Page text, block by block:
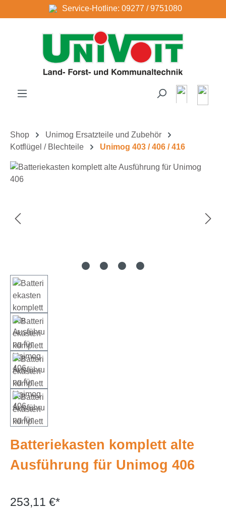
Zum Hauptinhalt springenService-Hotline: 09277 / 9751080
Shop
Unimog Ersatzteile und Zubehör
Kotflügel / Blechteile
Unimog 403 / 406 / 416
Bildergalerie überspringen
Batteriekasten komplett alte
Ausführung für Unimog 406
253,11 €*